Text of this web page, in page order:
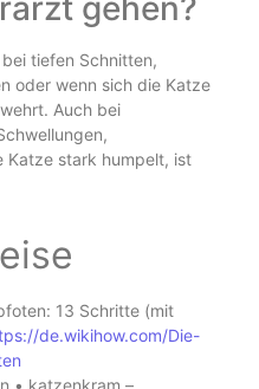
tiefen Schnitten,
oder wenn sich die Katze
Auch bei
Katze stark humpelt, ist
13 Schritte (mit
de.wikihow.com/Die-
• katzenkram –